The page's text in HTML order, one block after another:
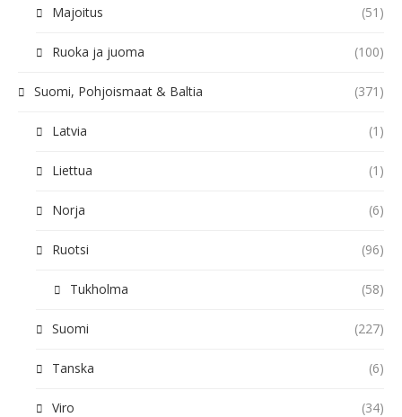
Majoitus (51)
Ruoka ja juoma (100)
Suomi, Pohjoismaat & Baltia (371)
Latvia (1)
Liettua (1)
Norja (6)
Ruotsi (96)
Tukholma (58)
Suomi (227)
Tanska (6)
Viro (34)